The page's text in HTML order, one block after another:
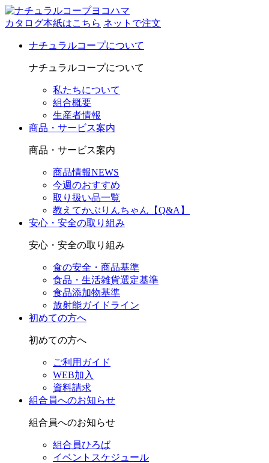
カタログ本紙はこちら ネットで注文
ナチュラルコープについて
ナチュラルコープについて
私たちについて
組合概要
生産者情報
商品・サービス案内
商品・サービス案内
商品情報NEWS
今週のおすすめ
取り扱い品一覧
教えてかぶりんちゃん【Q&A】
安心・安全の取り組み
安心・安全の取り組み
食の安全・商品基準
食品・生活雑貨選定基準
食品添加物基準
放射能ガイドライン
初めての方へ
初めての方へ
ご利用ガイド
WEB加入
資料請求
組合員へのお知らせ
組合員へのお知らせ
組合員ひろば
イベントスケジュール